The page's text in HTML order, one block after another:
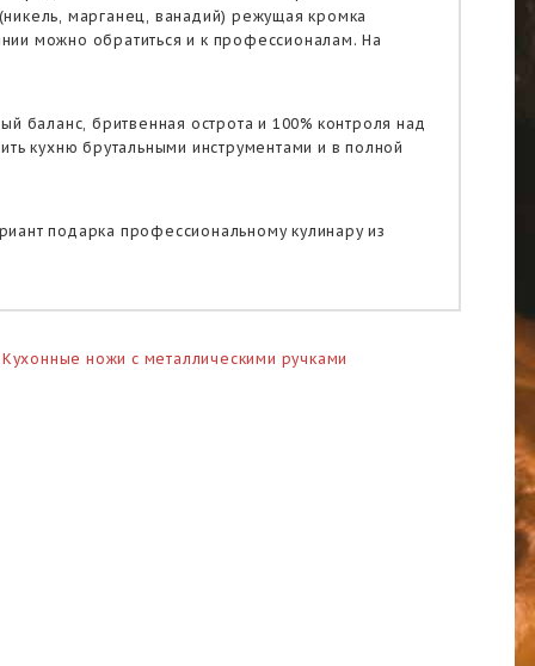
марганец, ванадий) режущая кромка
можно обратиться и к профессионалам. На
баланс, бритвенная острота и 100% контроля над
кухню брутальными инструментами и в полной
подарка профессиональному кулинару из
Кухонные ножи с металлическими ручками